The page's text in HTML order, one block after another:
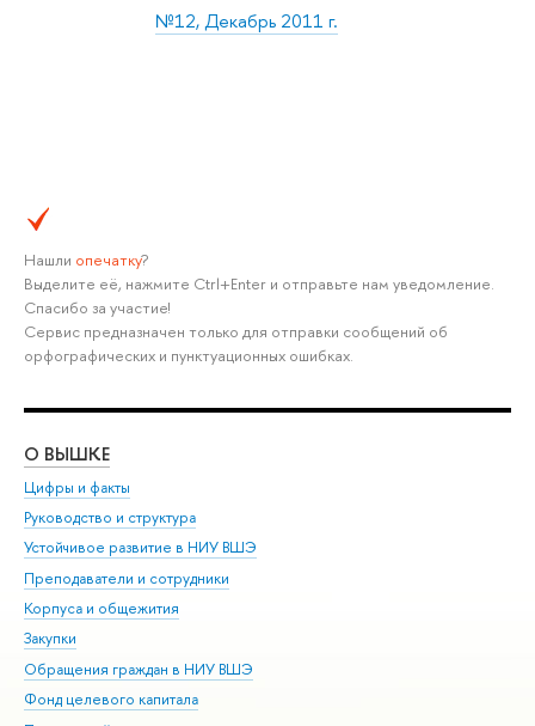
№12, Декабрь 2011 г.
Нашли опечатку?
Выделите её, нажмите Ctrl+Enter и отправьте нам уведомление.
Спасибо за участие!
Сервис предназначен только для отправки сообщений об
орфографических и пунктуационных ошибках.
О ВЫШКЕ
Цифры и факты
Руководство и структура
Устойчивое развитие в НИУ ВШЭ
Преподаватели и сотрудники
Корпуса и общежития
Закупки
Обращения граждан в НИУ ВШЭ
Фонд целевого капитала